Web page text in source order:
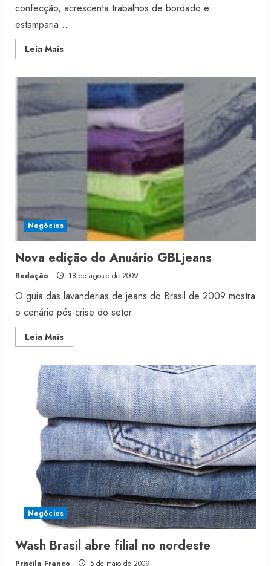
confecção, acrescenta trabalhos de bordado e
estamparia...
Leia MaisRead
more
pretende
volume
de
lavanderia
2010
Negócios
Nova edição do Anuário GBLjeans
Redação 18 de agosto de 2009
O guia das lavanderias de jeans do Brasil de 2009 mostra
o cenário pós-crise do setor
Leia MaisRead
more
edição
do
Anuário
GBLjeans
Negócios
Wash Brasil abre filial no nordeste
Priscila Franco 5 de maio de 2009